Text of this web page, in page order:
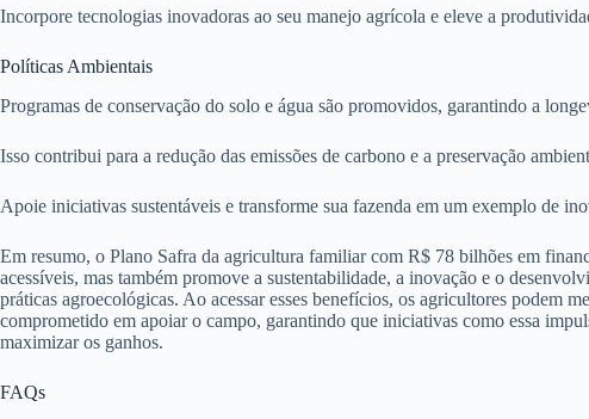
Incorpore tecnologias inovadoras ao seu manejo agrícola e eleve a
Políticas Ambientais
Programas de conservação do solo e água são promovidos, garantindo a
Isso contribui para a redução das emissões de carbono e a preservação
Apoie iniciativas sustentáveis e transforme sua fazenda em um exemplo de
Em resumo, o Plano Safra da agricultura familiar com R$ 78 bilhões em
acessíveis, mas também promove a sustentabilidade, a inovação e o
práticas agroecológicas. Ao acessar esses benefícios, os agricultores podem
comprometido em apoiar o campo, garantindo que iniciativas como essa
maximizar os ganhos.
FAQs